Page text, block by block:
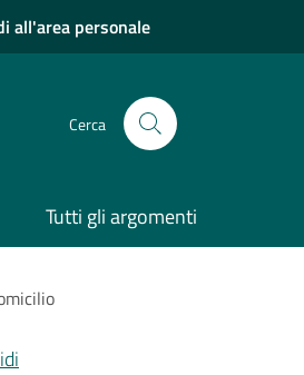
all'area personale
Cerca
Tutti gli argomenti